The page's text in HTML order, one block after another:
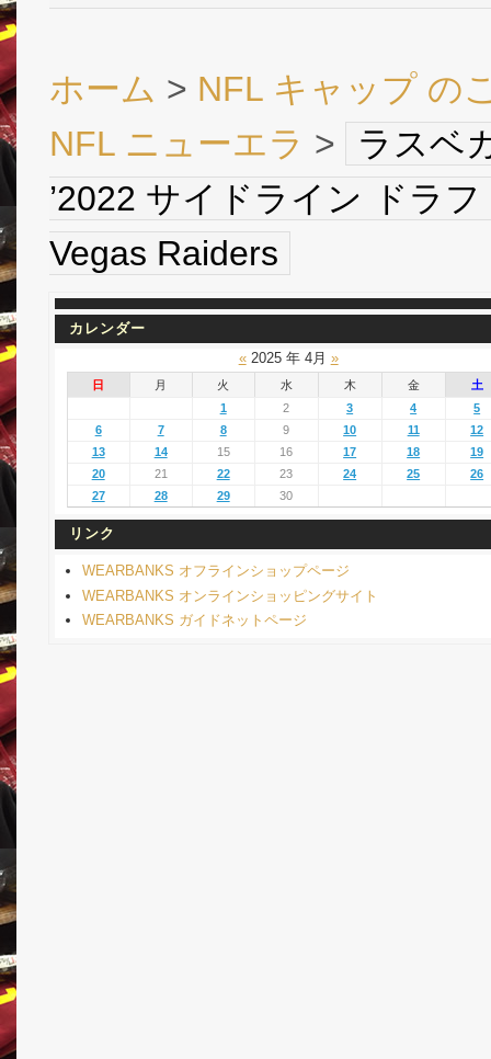
ホーム > NFL キャップ の
NFL ニューエラ >
ラスベ
’2022 サイドライン ドラ
Vegas Raiders
カレンダー
«2025 年 4月 »
日 月 火 水 木 金
土
1
2 3 4
5
6
7 8 9 10 11
12
13
14 15 16 17 18
19
20
21 22 23 24 25
26
27
28 29 30
リンク
WEARBANKS オフラインショップページ
WEARBANKS オンラインショッピングサイト
WEARBANKS ガイドネットページ